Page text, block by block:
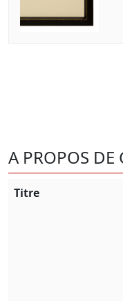
A PROPOS DE
Titre